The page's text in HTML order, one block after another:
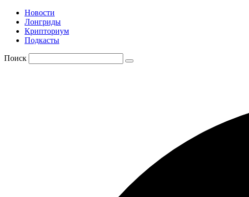
Новости
Лонгриды
Крипториум
Подкасты
Поиск